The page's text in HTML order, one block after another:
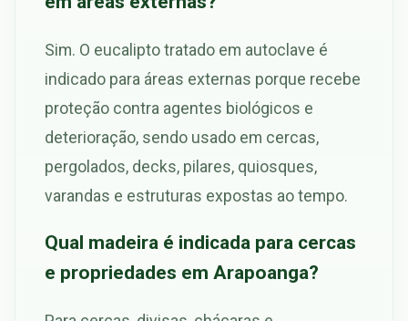
Sim. O eucalipto tratado em autoclave é
indicado para áreas externas porque recebe
proteção contra agentes biológicos e
deterioração, sendo usado em cercas,
pergolados, decks, pilares, quiosques,
varandas e estruturas expostas ao tempo.
Qual madeira é indicada para cercas
e propriedades em Arapoanga?